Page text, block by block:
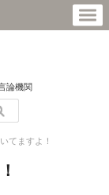
論機関
てますよ！